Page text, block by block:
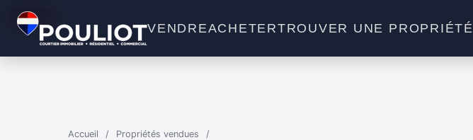
VENDREACHETERTROUVER UNE PROPRIÉTÉ
Accueil / Propriétés vendues /
VENDU